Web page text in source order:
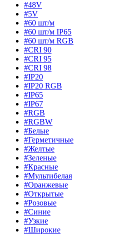
#48V
#5V
#60 шт/м
#60 шт/м IP65
#60 шт/м RGB
#CRI 90
#CRI 95
#CRI 98
#IP20
#IP20 RGB
#IP65
#IP67
#RGB
#RGBW
#Белые
#Герметичные
#Желтые
#Зеленые
#Красные
#Мультибелая
#Оранжевые
#Открытые
#Розовые
#Синие
#Узкие
#Широкие